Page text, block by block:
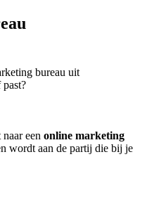
bureau uit
een online marketing
wordt aan de partij die bij je